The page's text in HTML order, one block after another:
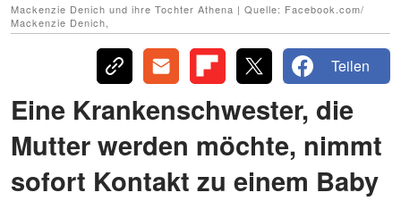
Mackenzie Denich und ihre Tochter Athena | Quelle: Facebook.com/
Mackenzie Denich,
Teilen
Eine Krankenschwester, die
Mutter werden möchte, nimmt
sofort Kontakt zu einem Baby